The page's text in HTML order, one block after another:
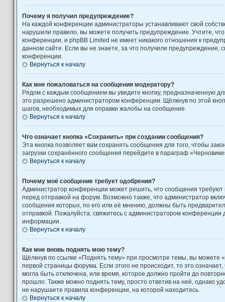
Почему я получил предупреждение?
На каждой конференции администраторы устанавливают свой
нарушили правило, вы можете получить предупреждение. Учтите,
конференции, и phpBB Limited не имеет никакого отношения к
данном сайте. Если вы не знаете, за что получили предупреждение,
конференции.
Вернуться к началу
Как мне пожаловаться на сообщения модератору?
Рядом с каждым сообщением вы увидите кнопку, предназначенную
это разрешено администратором конференции. Щёлкнув по этой
шагов, необходимых для оправки жалобы на сообщение.
Вернуться к началу
Что означает кнопка «Сохранить» при создании сообщения?
Эта кнопка позволяет вам сохранять сообщения для того, чтобы
загрузки сохранённого сообщения перейдите в параграф
Вернуться к началу
Почему моё сообщение требует одобрения?
Администратор конференции может решить, что сообщения требуют
перед отправкой на форум. Возможно также, что администратор
сообщения которых, по его или её мнению, должны быть
отправкой. Пожалуйста, свяжитесь с администратором конференции
информации.
Вернуться к началу
Как мне вновь поднять мою тему?
Щёлкнув по ссылке «Поднять тему» при просмотре темы, вы можете
первой страницы форума. Если этого не происходит, то это
могла быть отключена, или время, которое должно пройти до
прошло. Также можно поднять тему, просто ответив на неё, однако
не нарушаете правила конференции, на которой находитесь.
Вернуться к началу